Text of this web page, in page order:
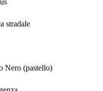
stradale
Nero (pastello)